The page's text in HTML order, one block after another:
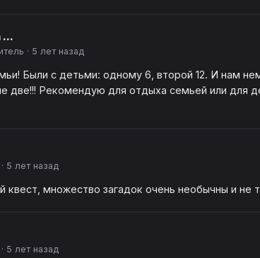
...
· 5 лет назад
Были с детьми: одному 6, второй 12. И нам
две!!! Рекомендую для отдыха семьей или для
5 лет назад
квест, множество загадок очень необычны и не
5 лет назад